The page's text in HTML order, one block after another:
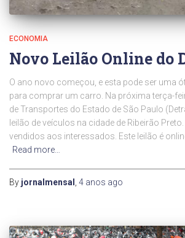
ECONOMIA
Novo Leilão Online do
O ano novo começou, e esta pode ser uma
para comprar um carro. Na próxima terça-
de Transportes do Estado de São Paulo
leilão de veículos na cidade de Ribeirão
vendidos aos interessados. Este leilão é
Read more…
By jornalmensal , 4 anos ago